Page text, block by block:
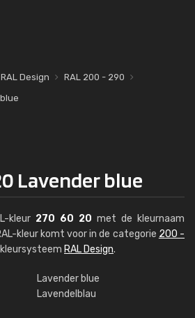
RAL Design
RAL 200 - 290
Lavender blue
kleur 270 60 20 met de kleurnaam
kleur komt voor in de categorie 200 -
RAL Design.
Lavender blue
Lavendelblau